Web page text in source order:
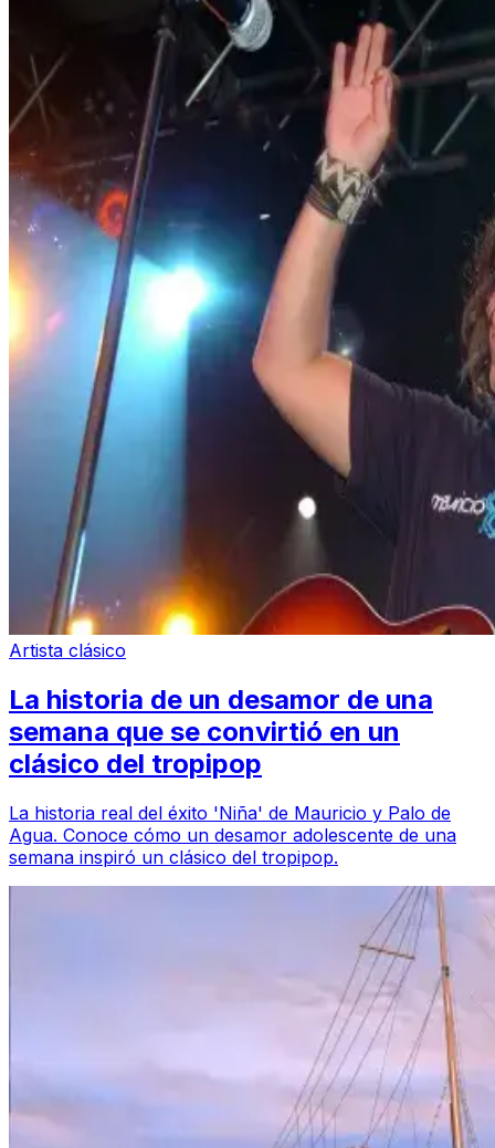
Artista clásico
La historia de un desamor de una
semana que se convirtió en un
clásico del tropipop
La historia real del éxito 'Niña' de Mauricio y Palo de
Agua. Conoce cómo un desamor adolescente de una
semana inspiró un clásico del tropipop.